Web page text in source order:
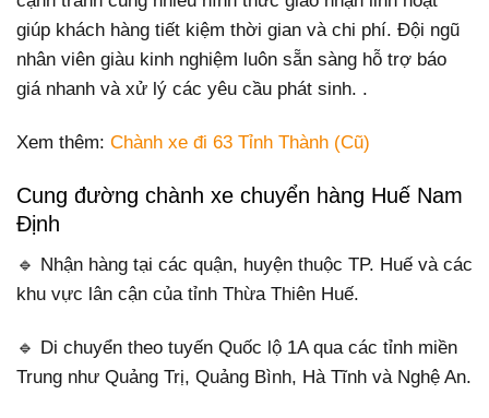
giúp khách hàng tiết kiệm thời gian và chi phí. Đội ngũ
nhân viên giàu kinh nghiệm luôn sẵn sàng hỗ trợ báo
giá nhanh và xử lý các yêu cầu phát sinh. .
Xem thêm: Chành xe đi 63 Tỉnh Thành (Cũ)
Cung đường chành xe chuyển hàng Huế Nam
Định
🔹 Nhận hàng tại các quận, huyện thuộc TP. Huế và các
khu vực lân cận của tỉnh Thừa Thiên Huế.
🔹 Di chuyển theo tuyến Quốc lộ 1A qua các tỉnh miền
Trung như Quảng Trị, Quảng Bình, Hà Tĩnh và Nghệ An.